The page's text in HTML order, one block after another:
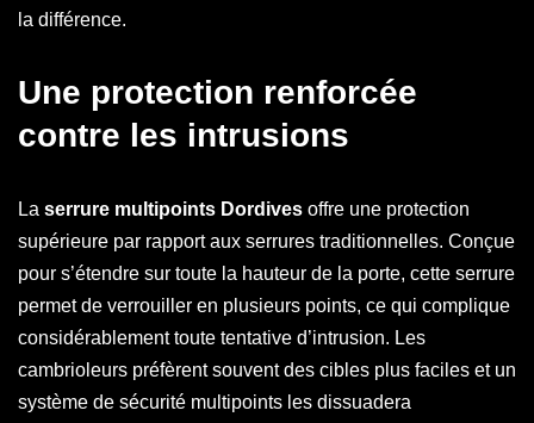
la différence.
Une protection renforcée
contre les intrusions
La serrure multipoints Dordives offre une protection
supérieure par rapport aux serrures traditionnelles. Conçue
pour s’étendre sur toute la hauteur de la porte, cette serrure
permet de verrouiller en plusieurs points, ce qui complique
considérablement toute tentative d’intrusion. Les
cambrioleurs préfèrent souvent des cibles plus faciles et un
système de sécurité multipoints les dissuadera